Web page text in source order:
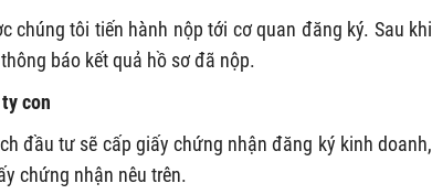
chúng tôi tiến hành nộp tới cơ quan đăng ký. Sau khi
báo kết quả hồ sơ đã nộp.
con
đầu tư sẽ cấp giấy chứng nhận đăng ký kinh doanh,
chứng nhận nêu trên.